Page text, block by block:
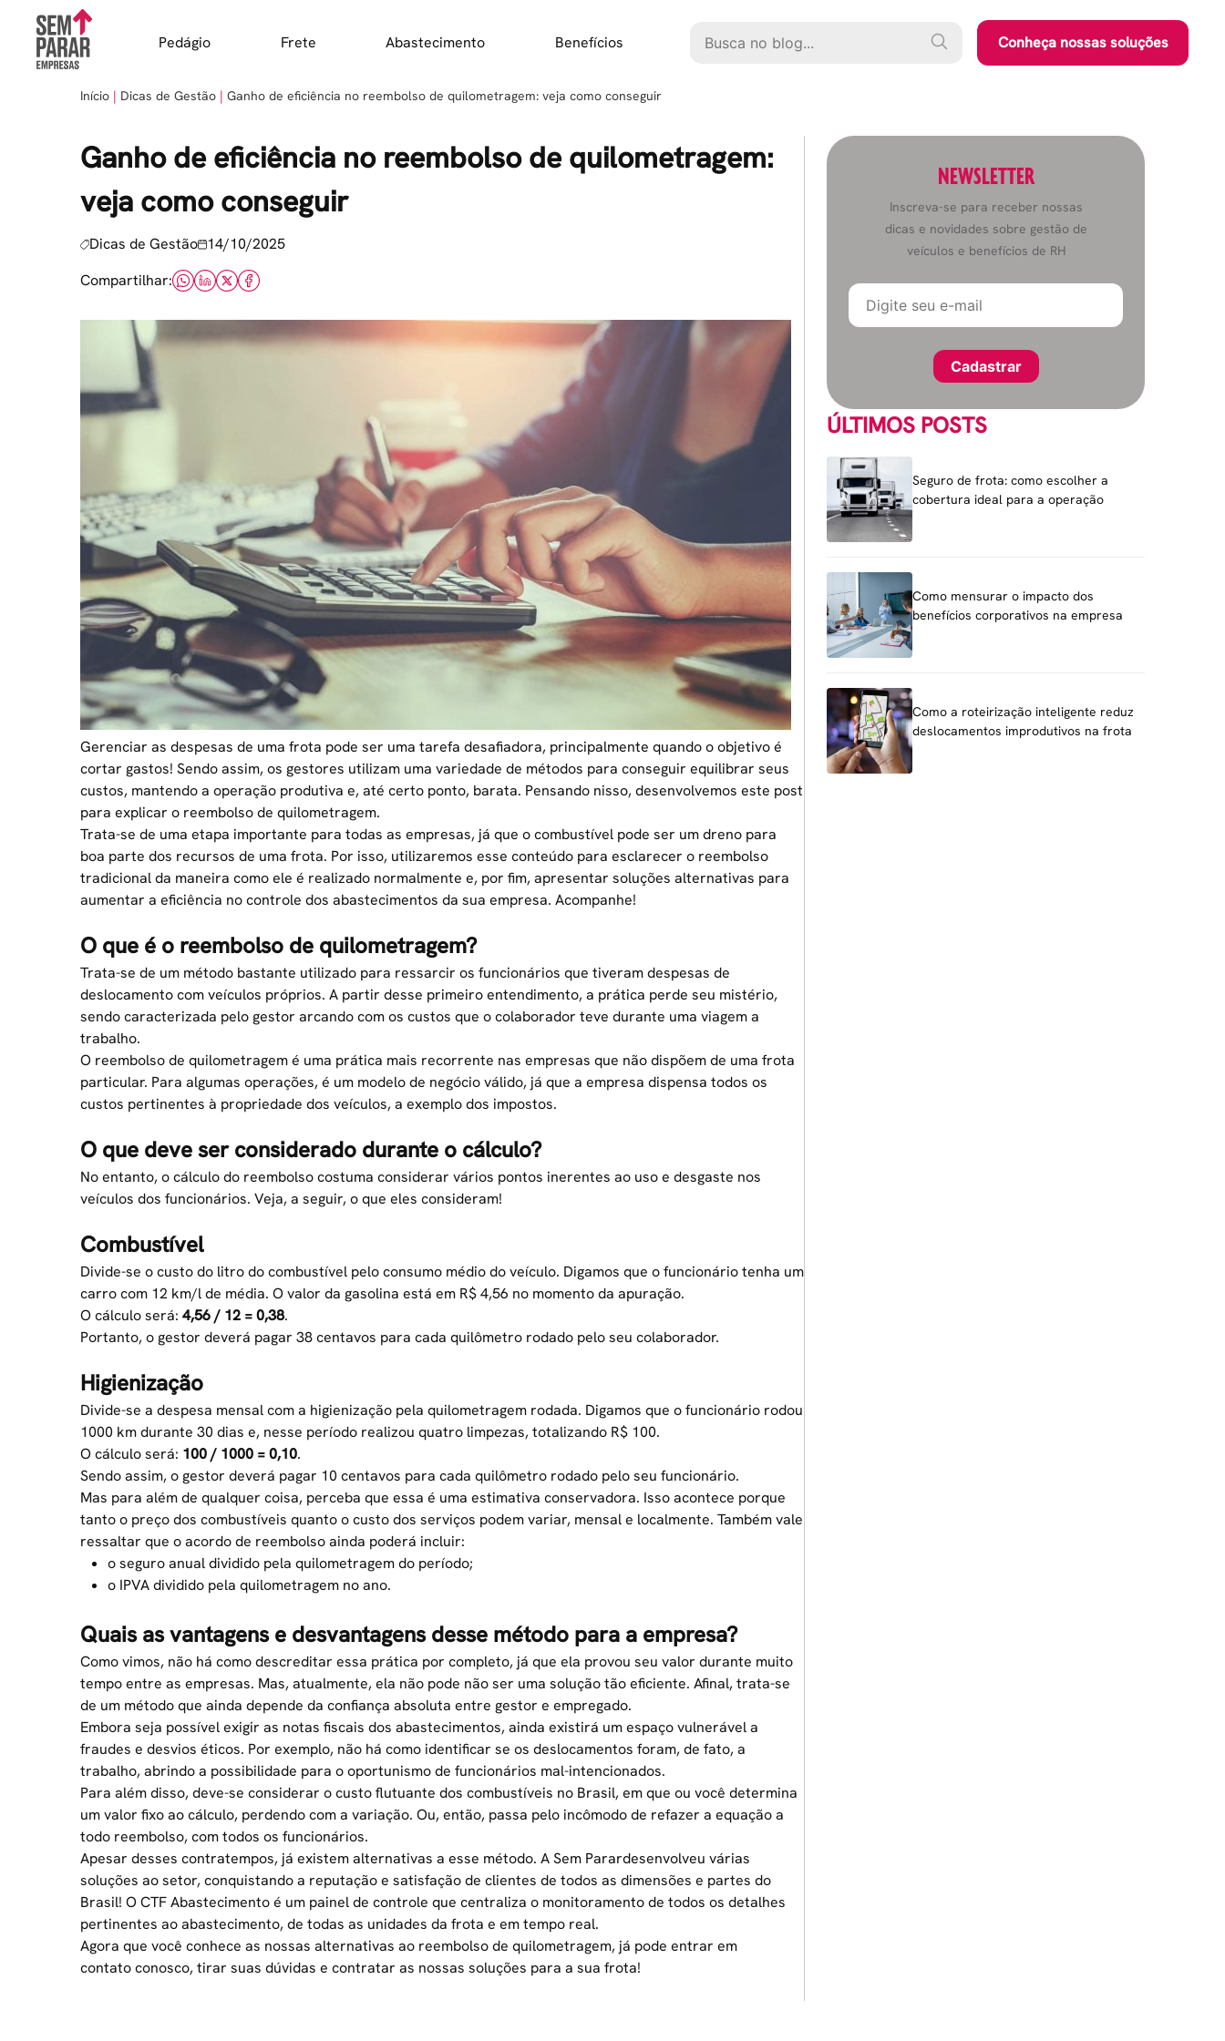
content
Pedágio Frete Abastecimento Benefícios Conheça nossas soluções
Início Dicas de Gestão Ganho de eficiência no reembolso de quilometragem: veja como conseguir
Ganho de eficiência no reembolso de quilometragem:
veja como conseguir
Dicas de Gestão 14/10/2025
Compartilhar:
Gerenciar as despesas de uma frota pode ser uma tarefa desafiadora, principalmente quando o objetivo é
cortar gastos! Sendo assim, os gestores utilizam uma variedade de métodos para conseguir equilibrar seus
custos, mantendo a operação produtiva e, até certo ponto, barata. Pensando nisso, desenvolvemos este post
para explicar o reembolso de quilometragem.
Trata-se de uma etapa importante para todas as empresas, já que ocombustível pode ser um dreno para
boa parte dos recursos de uma frota. Por isso, utilizaremos esse conteúdo para esclarecer o reembolso
tradicional da maneira como ele é realizado normalmente e, por fim, apresentar soluções alternativas para
aumentar a eficiência no controle dos abastecimentos da sua empresa. Acompanhe!
O que é o reembolso de quilometragem?
Trata-se de um método bastante utilizado para ressarcir os funcionários que tiveram despesas de
deslocamento com veículos próprios. A partir desse primeiro entendimento, a prática perde seu mistério,
sendo caracterizada pelo gestor arcando com os custos que o colaborador teve durante uma viagem a
trabalho.
O reembolso de quilometragem é uma prática mais recorrente nas empresas que não dispõem de uma frota
particular. Para algumas operações, é um modelo de negócio válido, já que a empresa dispensa todos os
custos pertinentes à propriedade dos veículos, a exemplo dos impostos.
O que deve ser considerado durante o cálculo?
No entanto, o cálculo do reembolso costuma considerar vários pontos inerentes ao uso e desgaste nos
veículos dos funcionários. Veja, a seguir, o que eles consideram!
Combustível
Divide-se ocusto do litro do combustível pelo consumo médio do veículo. Digamos que o funcionário tenha um
carro com 12 km/l de média. O valor da gasolina está em R$ 4,56 no momento da apuração.
O cálculo será: 4,56 / 12 = 0,38.
Portanto, o gestor deverá pagar 38 centavos para cada quilômetro rodado pelo seu colaborador.
Higienização
Divide-se a despesa mensal com a higienização pela quilometragem rodada. Digamos que o funcionário rodou
1000 km durante 30 dias e, nesse período realizou quatro limpezas, totalizando R$ 100.
O cálculo será: 100 / 1000 = 0,10.
Sendo assim, o gestor deverá pagar 10 centavos para cada quilômetro rodado pelo seu funcionário.
Mas para além de qualquer coisa, perceba que essa é uma estimativa conservadora. Isso acontece porque
tanto o preço dos combustíveis quanto o custo dos serviços podem variar, mensal e localmente. Também vale
ressaltar que o acordo de reembolso ainda poderá incluir:
o seguro anual dividido pela quilometragem do período;
o IPVA dividido pela quilometragem no ano.
Quais as vantagens e desvantagens desse método para a empresa?
Como vimos, não há como descreditar essa prática por completo, já que ela provou seu valor durante muito
tempo entre as empresas. Mas, atualmente, ela não pode não ser uma solução tão eficiente. Afinal, trata-se
de um método que ainda depende da confiança absoluta entre gestor e empregado.
Embora seja possível exigir as notas fiscais dos abastecimentos, ainda existirá um espaço vulnerável a
fraudes e desvios éticos. Por exemplo, não há como identificar se os deslocamentos foram, de fato, a
trabalho, abrindo a possibilidade para o oportunismo de funcionários mal-intencionados.
Para além disso, deve-se considerar o custo flutuante dos combustíveis no Brasil, em que ou você determina
um valor fixo ao cálculo, perdendo com a variação. Ou, então, passa pelo incômodo de refazer a equação a
todo reembolso, com todos os funcionários.
Apesar desses contratempos, já existem alternativas a esse método. A Sem Parardesenvolveu várias
soluções ao setor, conquistando a reputação e satisfação de clientes de todos as dimensões e partes do
Brasil! O CTF Abastecimento é um painel de controle que centraliza o monitoramento de todos os detalhes
pertinentes ao abastecimento, de todas as unidades da frota e em tempo real.
Agora que você conhece as nossas alternativas ao reembolso de quilometragem, já pode entrar em
contato conosco, tirar suas dúvidas e contratar as nossas soluções para a sua frota!
NEWSLETTER
Inscreva-se para receber nossas
dicas e novidades sobre gestão de
veículos e benefícios de RH
ÚLTIMOS POSTS
Seguro de frota: como escolher a
cobertura ideal para a operação
Como mensurar o impacto dos
benefícios corporativos na empresa
Como a roteirização inteligente reduz
deslocamentos improdutivos na frota